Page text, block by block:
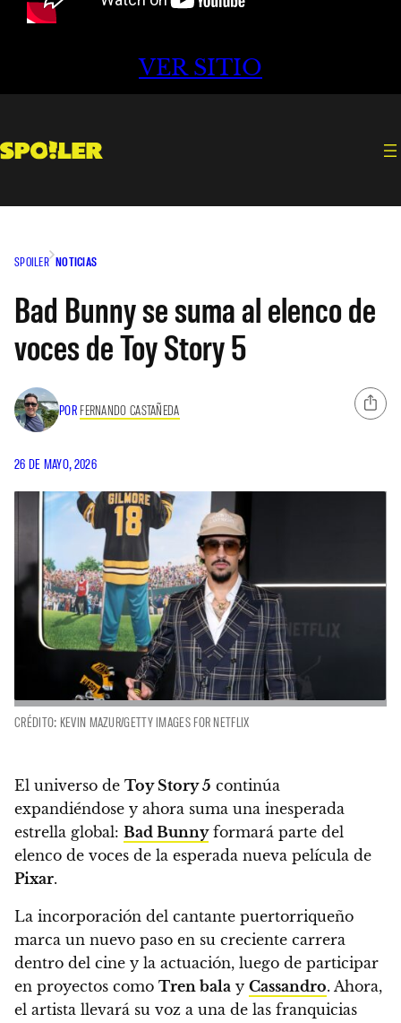
VER SITIO
SPOILER NOTICIAS
Bad Bunny se suma al elenco de
voces de Toy Story 5
POR FERNANDO CASTAÑEDA
26 DE MAYO, 2026
CRÉDITO: KEVIN MAZUR/GETTY IMAGES FOR NETFLIX
El universo de Toy Story 5 continúa
expandiéndose y ahora suma una inesperada
estrella global: Bad Bunnyformará parte del
elenco de voces de la esperada nueva película de
Pixar.
La incorporación del cantante puertorriqueño
marca un nuevo paso en su creciente carrera
dentro del cine y la actuación, luego de participar
en proyectos como Tren bala y Cassandro. Ahora,
el artista llevará su voz a una de las franquicias